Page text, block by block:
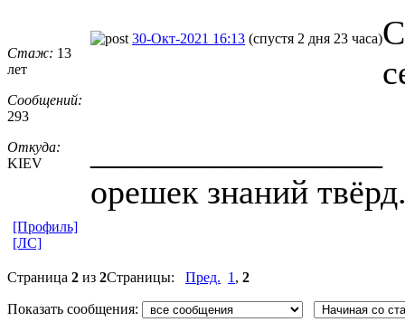
Стаж: 13
лет
Сообщений:
293
Откуда:
KIEV
30-Окт-2021 16:13 (спустя 2 дня 23 часа)
орешек знаний
[Профиль]
[ЛС]
Страница 2 из 2Страницы: Пред. 1 , 2
Показать сообщения: